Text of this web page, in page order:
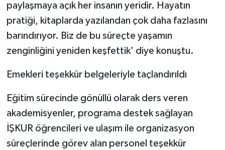
paylaşmaya açık her insanın yeridir. Hayatın
pratiği, kitaplarda yazılandan çok daha fazlasını
barındırıyor. Biz de bu süreçte yaşamın
zenginliğini yeniden keşfettik' diye konuştu.
Emekleri teşekkür belgeleriyle taçlandırıldı
Eğitim sürecinde gönüllü olarak ders veren
akademisyenler, programa destek sağlayan
İŞKUR öğrencileri ve ulaşım ile organizasyon
süreçlerinde görev alan personel teşekkür